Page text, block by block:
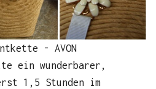
- AVON
ein wunderbarer,
1,5 Stunden im